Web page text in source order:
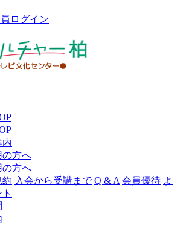
ログイン
ャ
内
の方へ
の方へ
約 入会から受講まで Q & A 会員優待 よ